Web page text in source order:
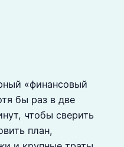
«финансовый
бы раз в две
чтобы сверить
план,